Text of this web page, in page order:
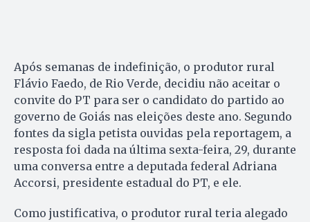
Após semanas de indefinição, o produtor rural
Flávio Faedo, de Rio Verde, decidiu não aceitar o
convite do PT para ser o candidato do partido ao
governo de Goiás nas eleições deste ano. Segundo
fontes da sigla petista ouvidas pela reportagem, a
resposta foi dada na última sexta-feira, 29, durante
uma conversa entre a deputada federal Adriana
Accorsi, presidente estadual do PT, e ele.
Como justificativa, o produtor rural teria alegado